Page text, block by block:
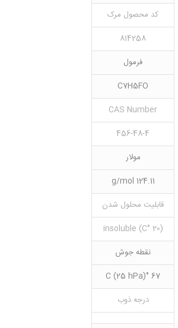
کد محصول مرک
814258
فرمول
C7H5FO
CAS Number
456-48-4
مولار
124.11 g/mol
قابلیت محلول شدن
(20 °C) insoluble
نقطه جوش
67 °C (25 hPa)
درجه ذوب